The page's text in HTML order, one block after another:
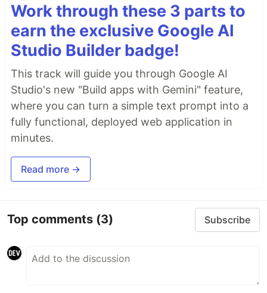
Work through these 3 parts to
earn the exclusive Google AI
Studio Builder badge!
This track will guide you through Google AI
Studio's new "Build apps with Gemini" feature,
where you can turn a simple text prompt into a
fully functional, deployed web application in
minutes.
Read more →
Top comments (3) Subscribe